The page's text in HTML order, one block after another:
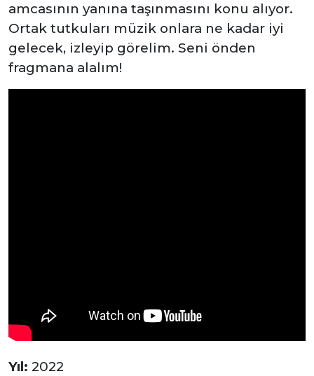
amcasının yanına taşınmasını konu alıyor.
Ortak tutkuları müzik onlara ne kadar iyi
gelecek, izleyip görelim. Seni önden
fragmana alalım!
Yıl: 2022